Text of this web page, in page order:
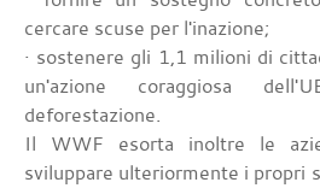
cercare scuse per l'inazione;
· sostenere gli 1,1 milioni di
un'azione coraggiosa
deforestazione.
Il WWF esorta inoltre le
sviluppare ulteriormente i propri